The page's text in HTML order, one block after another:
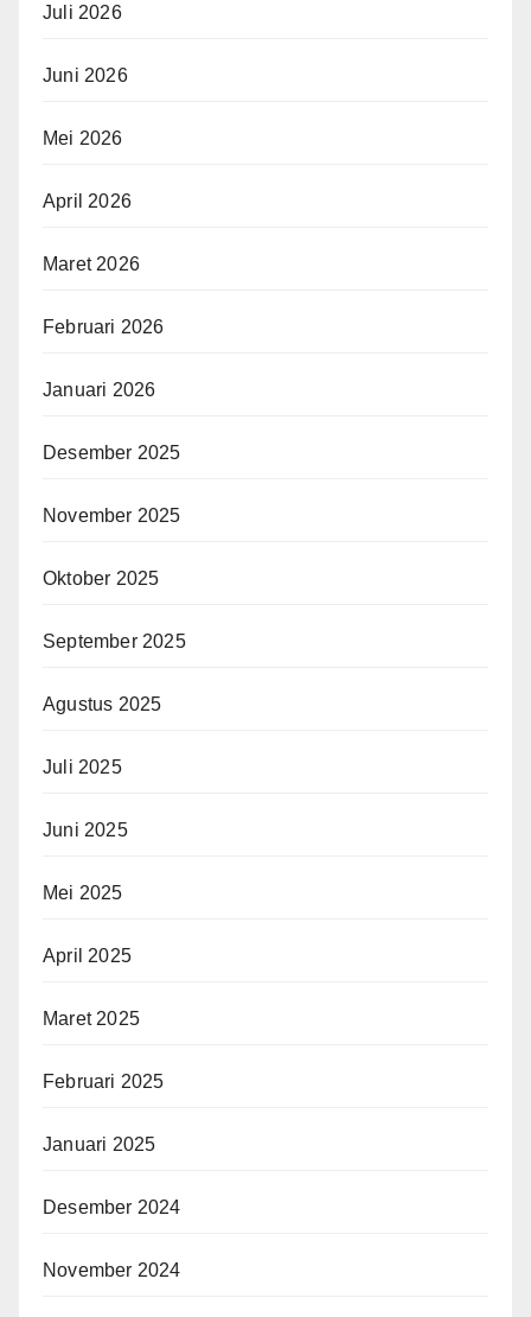
Juli 2026
Juni 2026
Mei 2026
April 2026
Maret 2026
Februari 2026
Januari 2026
Desember 2025
November 2025
Oktober 2025
September 2025
Agustus 2025
Juli 2025
Juni 2025
Mei 2025
April 2025
Maret 2025
Februari 2025
Januari 2025
Desember 2024
November 2024